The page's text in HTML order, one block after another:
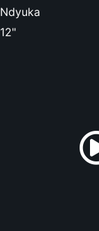
Ndyuka
12"